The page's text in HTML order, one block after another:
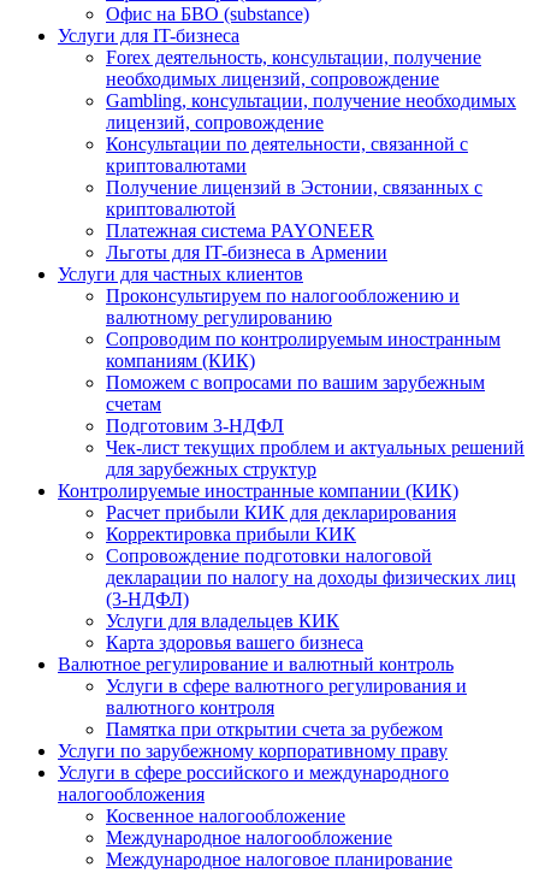
Офис на БВО (substance)
Услуги для IT-бизнеса
Forex деятельность, консультации, получение
необходимых лицензий, сопровождение
Gambling, консультации, получение необходимых
лицензий, сопровождение
Консультации по деятельности, связанной с
криптовалютами
Получение лицензий в Эстонии, связанных с
криптовалютой
Платежная система PAYONEER
Льготы для IT-бизнеса в Армении
Услуги для частных клиентов
Проконсультируем по налогообложению и
валютному регулированию
Сопроводим по контролируемым иностранным
компаниям (КИК)
Поможем с вопросами по вашим зарубежным
счетам
Подготовим 3-НДФЛ
Чек-лист текущих проблем и актуальных решений
для зарубежных структур
Контролируемые иностранные компании (КИК)
Расчет прибыли КИК для декларирования
Корректировка прибыли КИК
Сопровождение подготовки налоговой
декларации по налогу на доходы физических лиц
(3-НДФЛ)
Услуги для владельцев КИК
Карта здоровья вашего бизнеса
Валютное регулирование и валютный контроль
Услуги в сфере валютного регулирования и
валютного контроля
Памятка при открытии счета за рубежом
Услуги по зарубежному корпоративному праву
Услуги в сфере российского и международного
налогообложения
Косвенное налогообложение
Международное налогообложение
Международное налоговое планирование